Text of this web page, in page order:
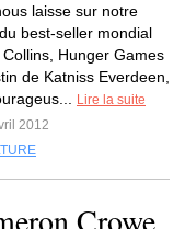
laisse sur notre
best-seller mondial
Hunger Games
de Katniss Everdeen,
Lire la suite
2012
Crowe